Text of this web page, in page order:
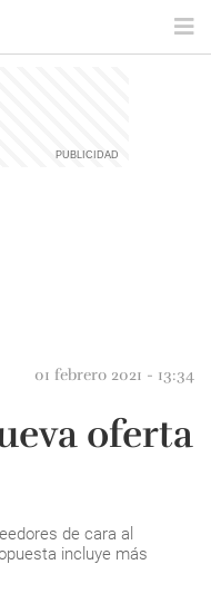
01 febrero 2021 - 13:34
oferta
de cara al
incluye más